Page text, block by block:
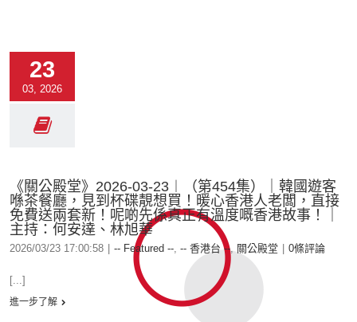
23
03, 2026
《關公殿堂》2026-03-23︱（第454集）｜韓國遊客
喺茶餐廳，見到杯碟靚想買！暖心香港人老闆，直接
免費送兩套新！呢啲先係真正有溫度嘅香港故事！｜
主持：何安達、林旭華
2026/03/23 17:00:58 -- Featured --, -- 香港台 --, 關公殿堂 0條評論
[...]
進一步了解